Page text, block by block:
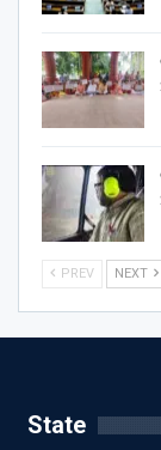
PREV NEXT
State